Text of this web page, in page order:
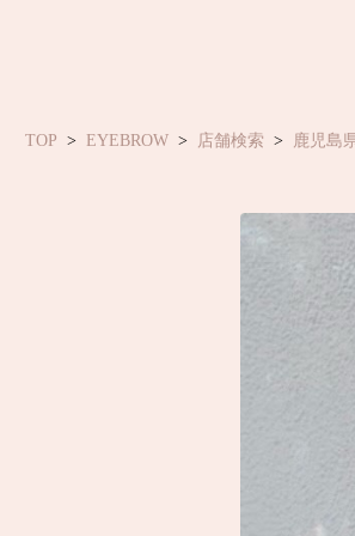
TOP EYEBROW 店舗検索 鹿児島